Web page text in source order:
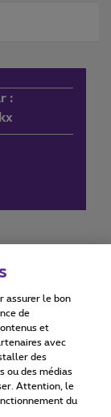
:
statement
assurer le bon
de
et
avec
des
ou des médias
Attention, le
du